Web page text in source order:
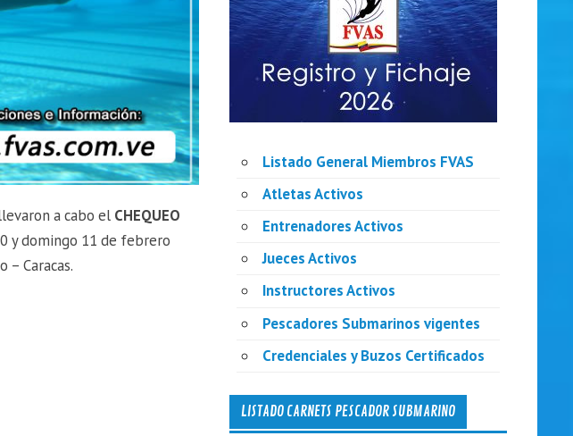
a cabo el CHEQUEO
y domingo 11 de febrero
– Caracas.
Listado General Miembros FVAS
Atletas Activos
Entrenadores Activos
Jueces Activos
Instructores Activos
Pescadores Submarinos vigentes
Credenciales y Buzos Certificados
LISTADO CARNETS PESCADOR SUBMARINO